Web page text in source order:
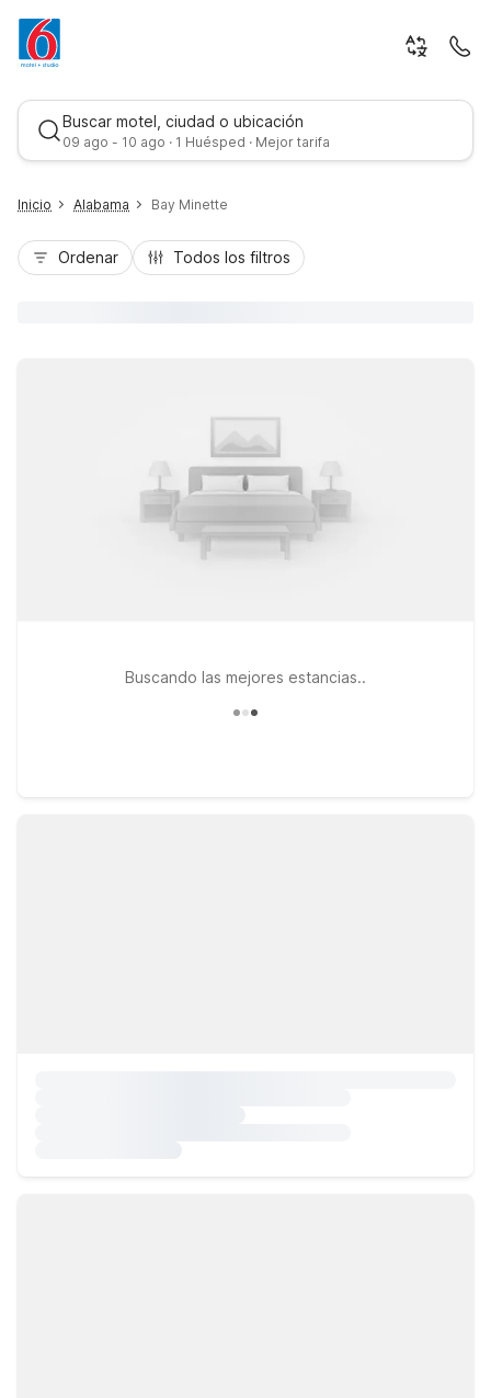
Buscar motel, ciudad o ubicación
09 ago - 10 ago · 1 Huésped · Mejor tarifa
Inicio Alabama Bay Minette
Ordenar Todos los filtros
Buscando las mejores estancias..